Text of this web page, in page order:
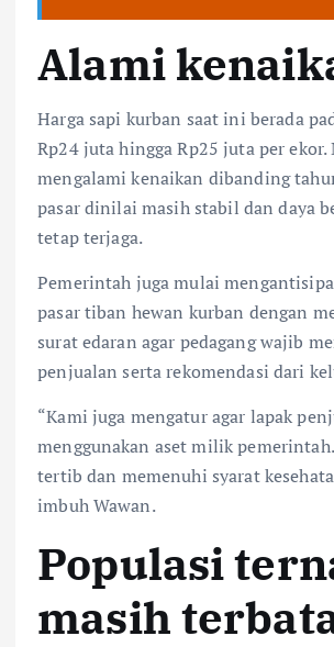
Alami
Harga sapi kurban saat ini berada
Rp24 juta hingga Rp25 juta per ekor.
mengalami kenaikan dibanding
pasar dinilai masih stabil dan daya
tetap terjaga.
Pemerintah juga mulai
pasar tiban hewan kurban dengan
surat edaran agar pedagang wajib
penjualan serta rekomendasi dari
“Kami juga mengatur agar lapak
menggunakan aset milik
tertib dan memenuhi syarat
imbuh Wawan.
Populasi
masih